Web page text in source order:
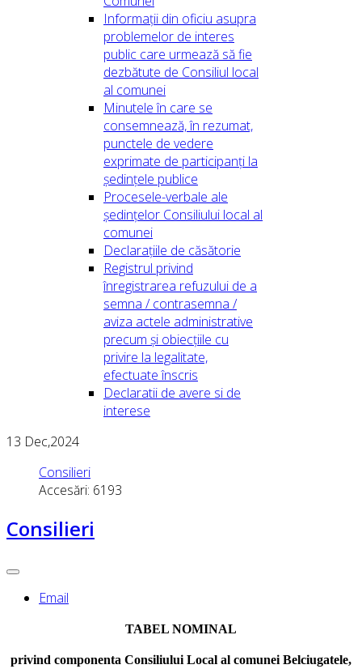
Informații din oficiu asupra
problemelor de interes
public care urmează să fie
dezbătute de Consiliul local
al comunei
Minutele în care se
consemnează, în rezumat,
punctele de vedere
exprimate de participanți la
ședințele publice
Procesele-verbale ale
ședințelor Consiliului local al
comunei
Declarațiile de căsătorie
Registrul privind
înregistrarea refuzului de a
semna / contrasemna /
aviza actele administrative
precum și obiecțiile cu
privire la legalitate,
efectuate înscris
Declaratii de avere si de
interese
13 Dec,2024
Consilieri
Accesări: 6193
Consilieri
Email
TABEL NOMINAL
privind componenta Consiliului Local al comunei Belciugatele,